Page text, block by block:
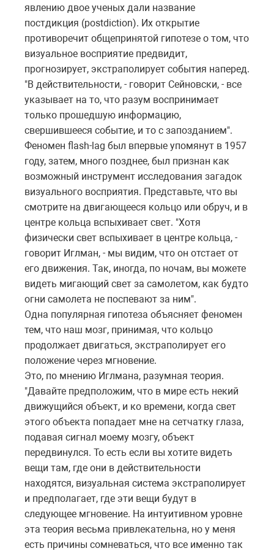
явлению двое ученых дали название
постдикция (postdiction). Их открытие
противоречит общепринятой гипотезе о том, что
визуальное восприятие предвидит,
прогнозирует, экстраполирует события наперед.
"В действительности, - говорит Сейновски, - все
указывает на то, что разум воспринимает
только прошедшую информацию,
свершившееся событие, и то с запозданием".
Феномен flash-lag был впервые упомянут в 1957
году, затем, много позднее, был признан как
возможный инструмент исследования загадок
визуального восприятия. Представьте, что вы
смотрите на двигающееся кольцо или обруч, и в
центре кольца вспыхивает свет. "Хотя
физически свет вспыхивает в центре кольца, -
говорит Иглман, - мы видим, что он отстает от
его движения. Так, иногда, по ночам, вы можете
видеть мигающий свет за самолетом, как будто
огни самолета не поспевают за ним".
Одна популярная гипотеза объясняет феномен
тем, что наш мозг, принимая, что кольцо
продолжает двигаться, экстраполирует его
положение через мгновение.
Это, по мнению Иглмана, разумная теория.
"Давайте предположим, что в мире есть некий
движущийся объект, и ко времени, когда свет
этого объекта попадает мне на сетчатку глаза,
подавая сигнал моему мозгу, объект
передвинулся. То есть если вы хотите видеть
вещи там, где они в действительности
находятся, визуальная система экстраполирует
и предполагает, где эти вещи будут в
следующее мгновение. На интуитивном уровне
эта теория весьма привлекательна, но у меня
есть причины сомневаться, что все именно так